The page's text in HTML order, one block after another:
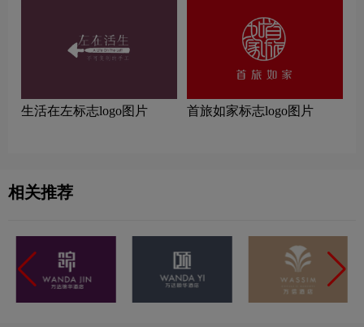
生活在左标志logo图片 首旅如家标志logo图片
相关推荐